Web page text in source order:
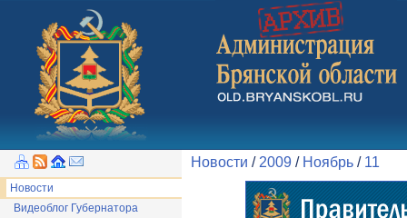
Новости
Видеоблог Губернатора
Новости / 2009 / Ноябрь / 11